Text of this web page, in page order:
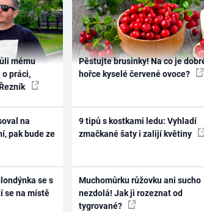
mému
o práci,
na
pak bude ze
se s
se na místě
Pěstujte brusinky! Na co je
hořce kyselé červené ovoce?
9 tipů s kostkami ledu: Vyhladí
zmačkané šaty i zalijí květiny
Muchomůrku růžovku ani sucho
nezdolá! Jak ji rozeznat od
tygrované?